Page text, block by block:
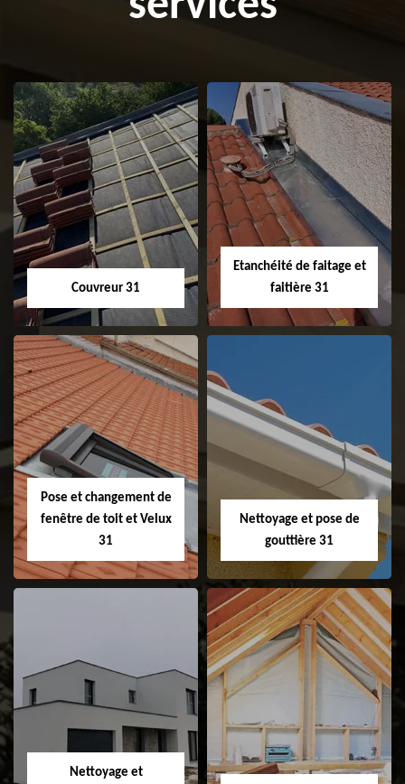
Couvreur 31
Couvreur 31
Etanchéité de faitage et
faitière 31
Etanchéité de
faitage et faitière
31
Pose et changement de
fenêtre de toit et Velux
31
Pose et
changement de
fenêtre de toit et
Velux 31
Nettoyage et pose de
gouttière 31
Nettoyage et pose
Nettoyage et